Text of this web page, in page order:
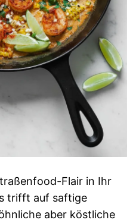
Flair in Ihr
trifft auf saftige
aber köstliche